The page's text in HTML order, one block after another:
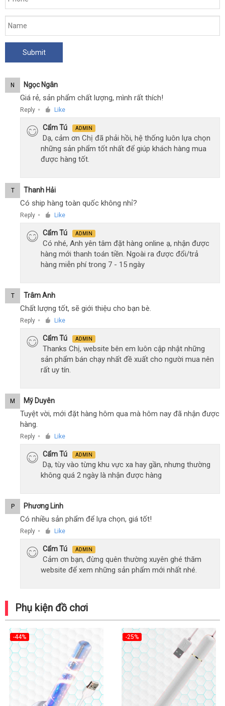
N Ngọc Ngân
Giá rẻ, sản phẩm chất lượng, mình rất thích!
Reply ● Like
Cẩm Tú ADMIN
Dạ, cảm ơn Chị đã phải hồi, hệ thống luôn lựa chọn
những sản phẩm tốt nhất để giúp khách hàng mua
được hàng tốt.
T Thanh Hải
Có ship hàng toàn quốc không nhỉ?
Reply ● Like
Cẩm Tú ADMIN
Có nhé, Anh yên tâm đặt hàng online ạ, nhận được
hàng mới thanh toán tiền. Ngoài ra được đổi/trả
hàng miễn phí trong 7 - 15 ngày
T Trâm Anh
Chất lượng tốt, sẽ giới thiệu cho bạn bè.
Reply ● Like
Cẩm Tú ADMIN
Thanks Chị, website bên em luôn cập nhật những
sản phẩm bán chạy nhất đề xuất cho người mua nên
rất uy tín.
M Mỹ Duyên
Tuyệt vời, mới đặt hàng hôm qua mà hôm nay đã nhận được
hàng.
Reply ● Like
Cẩm Tú ADMIN
Dạ, tùy vào từng khu vực xa hay gần, nhưng thường
không quá 2 ngày là nhận được hàng
P Phương Linh
Có nhiều sản phẩm để lựa chọn, giá tốt!
Reply ● Like
Cẩm Tú ADMIN
Cảm ơn bạn, đừng quên thường xuyên ghé thăm
website để xem những sản phẩm mới nhất nhé.
Phụ kiện đồ chơi
-44%
Hot
-25%
Hot